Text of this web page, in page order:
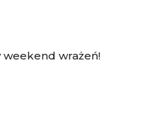
weekend wrażeń!